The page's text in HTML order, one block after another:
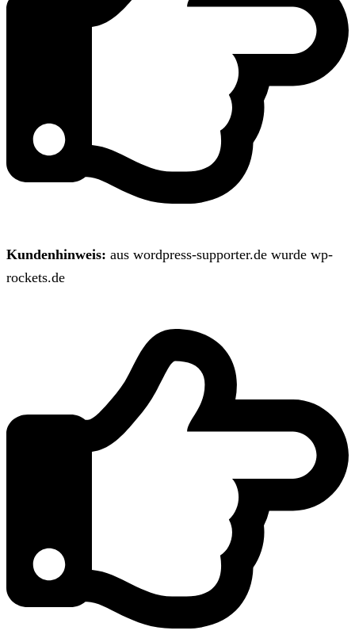
Kundenhinweis: aus wordpress-supporter.de wurde wp-
rockets.de